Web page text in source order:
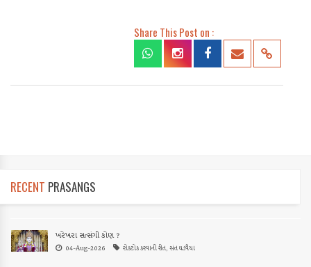
Share This Post on :
RECENT PRASANGS
ખરેખરા સત્સંગી કોણ ?
04-Aug-2026 રોકટોક કરવાની રીત, સંત ઘડવૈયા